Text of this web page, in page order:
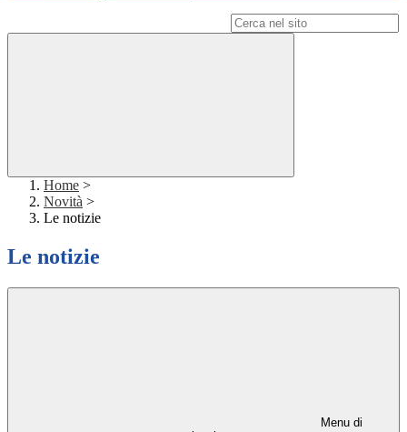
Home >
Novità >
Le notizie
Le notizie
Menu di